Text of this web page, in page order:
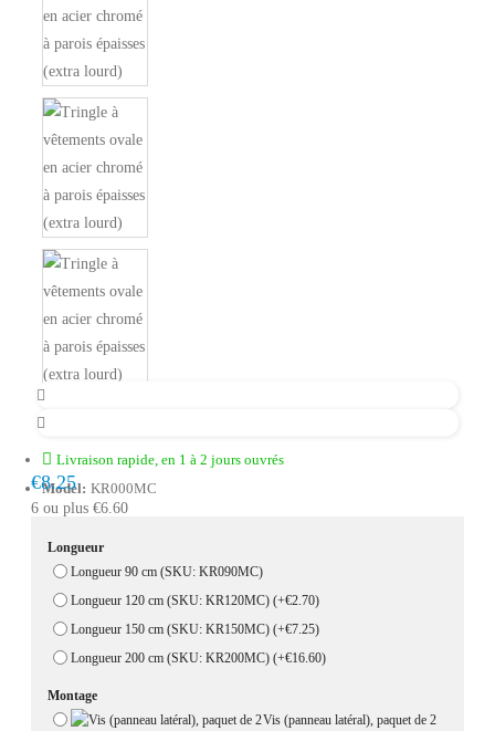
Livraison rapide, en 1 à 2 jours ouvrés
Model: KR000MC
€8.25
6 ou plus €6.60
Longueur
Longueur 90 cm (SKU: KR090MC)
Longueur 120 cm (SKU: KR120MC) (+€2.70)
Longueur 150 cm (SKU: KR150MC) (+€7.25)
Longueur 200 cm (SKU: KR200MC) (+€16.60)
Montage
Vis (panneau latéral), paquet de 2